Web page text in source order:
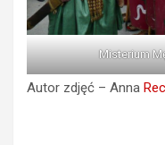
Misterium
Autor zdjęć – Anna